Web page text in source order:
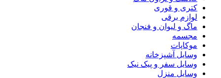
کتری و قوری
لوازم برقی
ماگ و لیوان و فنجان
مجسمه
موکاپات
وسایل آشپزخانه
وسایل سفر و پیک نیک
وسایل منزل